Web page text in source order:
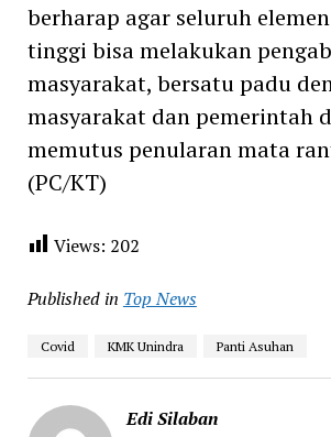
berharap agar seluruh
tinggi bisa melakukan
masyarakat, bersatu padu
masyarakat dan pemerintah
memutus penularan mata
(PC/KT)
Views: 202
Published in Top News
Covid KMK Unindra Panti Asuhan
Edi Silaban